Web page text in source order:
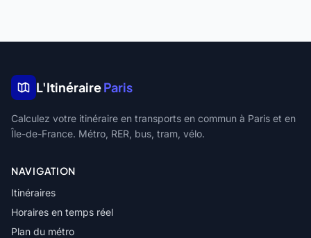
L'ItinéraireParis
Calculez votre itinéraire en transports en commun à Paris et en
Île-de-France. Métro, RER, bus, tram, vélo.
NAVIGATION
Itinéraires
Horaires en temps réel
Plan du métro